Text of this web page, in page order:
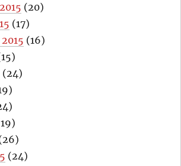
(20)
(17)
(16)
(24)
(24)